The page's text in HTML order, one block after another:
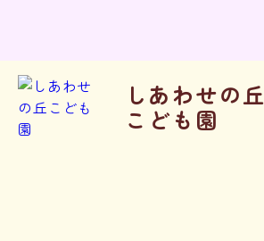
しあわせの丘
こども園